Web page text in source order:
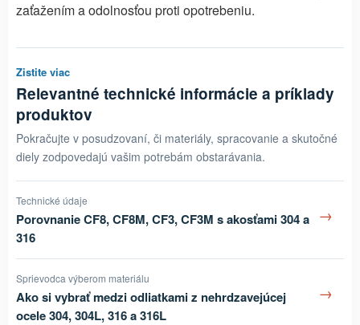
zaťažením a odolnosťou proti opotrebeniu.
Zistite viac
Relevantné technické informácie a príklady
produktov
Pokračujte v posudzovaní, či materiály, spracovanie a skutočné
diely zodpovedajú vašim potrebám obstarávania.
Technické údaje
Porovnanie CF8, CF8M, CF3, CF3M s akosťami 304 a
316
→
Sprievodca výberom materiálu
Ako si vybrať medzi odliatkami z nehrdzavejúcej
ocele 304, 304L, 316 a 316L
→